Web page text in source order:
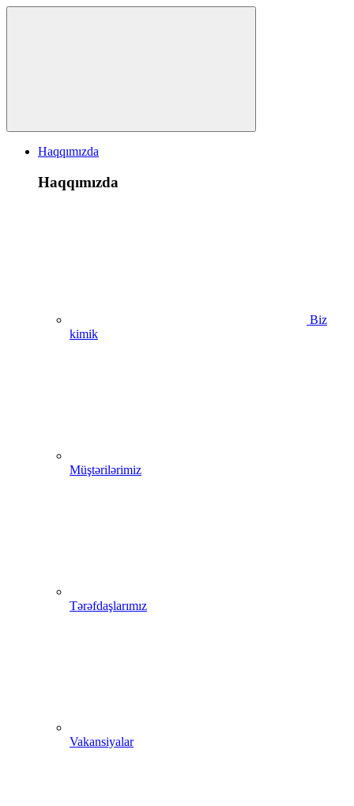
Haqqımızda
Haqqımızda
Biz
kimik
Müştərilərimiz
Tərəfdaşlarımız
Vakansiyalar